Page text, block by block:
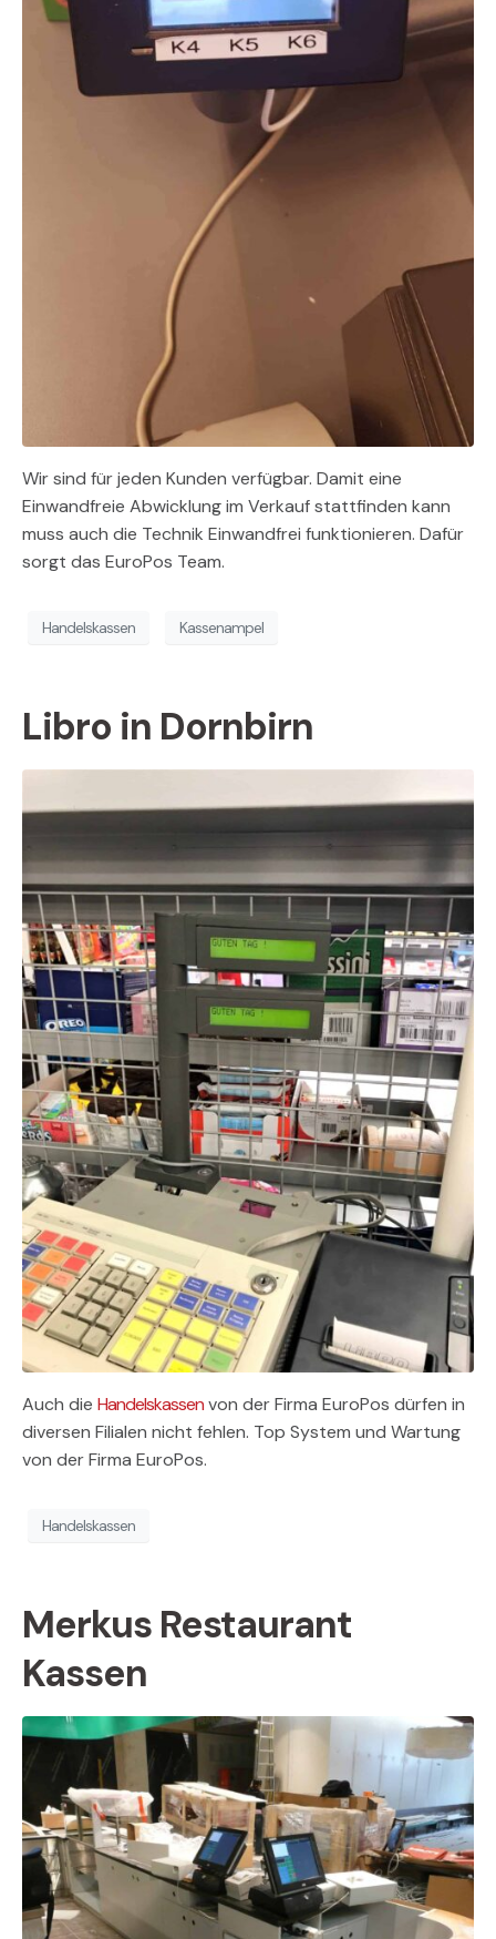
Wir sind für jeden Kunden verfügbar. Damit eine
Einwandfreie Abwicklung im Verkauf stattfinden kann
muss auch die Technik Einwandfrei funktionieren. Dafür
sorgt das EuroPos Team.
Handelskassen Kassenampel
Libro in Dornbirn
Auch die Handelskassenvon der Firma EuroPos dürfen in
diversen Filialen nicht fehlen. Top System und Wartung
von der Firma EuroPos.
Handelskassen
Merkus Restaurant
Kassen